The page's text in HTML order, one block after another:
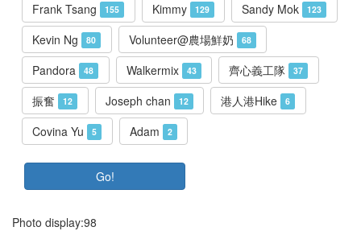
Frank Tsang 155 Kimmy 129 Sandy Mok 123
Kevin Ng 80 Volunteer@農場鮮奶 68
Pandora 48 Walkermix 43 齊心義工隊 37
振奮 12 Joseph chan 12 港人港Hike 6
Covina Yu 5 Adam 2
Go!
Photo display:98